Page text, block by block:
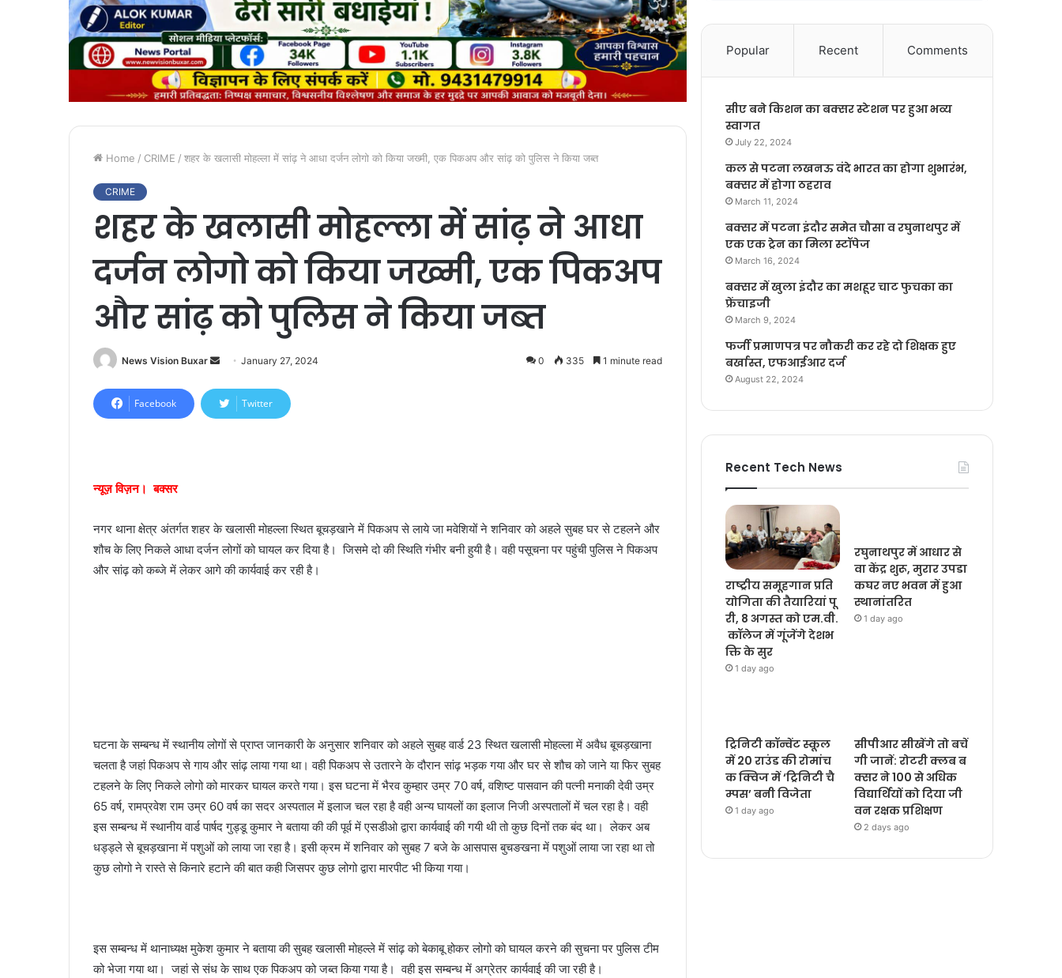
Home / CRIME / शहर के खलासी मोहल्ला में सांढ़ ने आधा दर्जन लोगो को किया जख्मी, एक पिकअप और सांढ़ को पुलिस ने किया जब्त
CRIME
शहर के खलासी मोहल्ला में सांढ़ ने आधा
दर्जन लोगो को किया जख्मी, एक पिकअप
और सांढ़ को पुलिस ने किया जब्त
News Vision Buxar
n
d
i
l
January 27, 2024 0 335 1 minute read
Facebook Twitter
न्यूज़ विज़न। बक्सर
नगर थाना क्षेत्र अंतर्गत शहर के खलासी मोहल्ला स्थित बूचड़खाने में पिकअप से लाये जा मवेशियों ने शनिवार को अहले सुबह घर से टहलने और
शौच के लिए निकले आधा दर्जन लोगों को घायल कर दिया है। जिसमे दो की स्थिति गंभीर बनी हुयी है। वही पसूचना पर पहुंची पुलिस ने पिकअप
और सांढ़ को कब्जे में लेकर आगे की कार्यवाई कर रही है।
घटना के सम्बन्ध में स्थानीय लोगों से प्राप्त जानकारी के अनुसार शनिवार को अहले सुबह वार्ड 23 स्थित खलासी मोहल्ला में अवैध बूचड़खाना
चलता है जहां पिकअप से गाय और सांढ़ लाया गया था। वही पिकअप से उतारने के दौरान सांढ़ भड़क गया और घर से शौच को जाने या फिर सुबह
टहलने के लिए निकले लोगो को मारकर घायल करते गया। इस घटना में भैरव कुम्हार उम्र 70 वर्ष, वशिष्ट पासवान की पत्नी मनाकी देवी उम्र
65 वर्ष, रामप्रवेश राम उम्र 60 वर्ष का सदर अस्पताल में इलाज चल रहा है वही अन्य घायलों का इलाज निजी अस्पतालों में चल रहा है। वही
इस सम्बन्ध में स्थानीय वार्ड पार्षद गुड्डू कुमार ने बताया की की पूर्व में एसडीओ द्वारा कार्यवाई की गयी थी तो कुछ दिनों तक बंद था। लेकर अब
धड्ड्ले से बूचड़खाना में पशुओं को लाया जा रहा है। इसी क्रम में शनिवार को सुबह 7 बजे के आसपास बुचङखना में पशुओं लाया जा रहा था तो
कुछ लोगो ने रास्ते से किनारे हटाने की बात कही जिसपर कुछ लोगो द्वारा मारपीट भी किया गया।
इस सम्बन्ध में थानाध्यक्ष मुकेश कुमार ने बताया की सुबह खलासी मोहल्ले में सांढ़ को बेकाबू होकर लोगो को घायल करने की सुचना पर पुलिस टीम
को भेजा गया था। जहां से संध के साथ एक पिकअप को जब्त किया गया है। वही इस सम्बन्ध में अग्रेतर कार्यवाई की जा रही है।
Popular Recent Comments
सीए बने किशन का बक्सर स्टेशन पर हुआ भव्य
स्वागत
July 22, 2024
कल से पटना लखनऊ वंदे भारत का होगा शुभारंभ,
बक्सर में होगा ठहराव
March 11, 2024
बक्सर में पटना इंदौर समेत चौसा व रघुनाथपुर में
एक एक ट्रेन का मिला स्टॉपेज
March 16, 2024
बक्सर में खुला इंदौर का मशहूर चाट फुचका का
फ्रेंचाइजी
March 9, 2024
फर्जी प्रमाणपत्र पर नौकरी कर रहे दो शिक्षक हुए
बर्खास्त, एफआईआर दर्ज
August 22, 2024
Recent Tech News
राष्ट्रीय समूहगान प्रति
योगिता की तैयारियां पू
री, 8 अगस्त को एम.वी.
कॉलेज में गूंजेंगे देशभ
क्ति के सुर
1 day ago
रघुनाथपुर में आधार से
वा केंद्र शुरू, मुरार उपडा
कघर नए भवन में हुआ
स्थानांतरित
1 day ago
ट्रिनिटी कॉन्वेंट स्कूल
में 20 राउंड की रोमांच
क क्विज में ‘ट्रिनिटी चै
म्पस’ बनी विजेता
1 day ago
सीपीआर सीखेंगे तो बचें
गी जानें: रोटरी क्लब ब
क्सर ने 100 से अधिक
विद्यार्थियों को दिया जी
वन रक्षक प्रशिक्षण
2 days ago